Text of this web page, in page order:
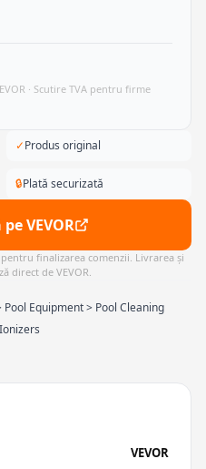
· Scutire TVA pentru firme
✓Produs original
🔒Plată securizată
VEVOR
pentru finalizarea comenzii. Livrarea și
direct de VEVOR.
Pool Equipment > Pool Cleaning
VEVOR